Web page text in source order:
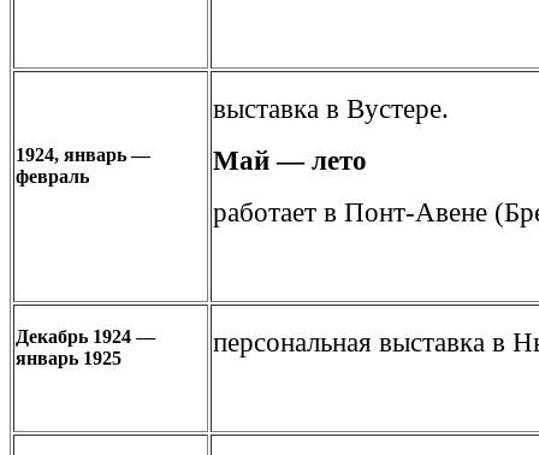
1924, январь —
февраль
выставка в Вустере.
Май — лето
работает в Понт-Авене
Декабрь 1924 —
январь 1925
персональная выставка в